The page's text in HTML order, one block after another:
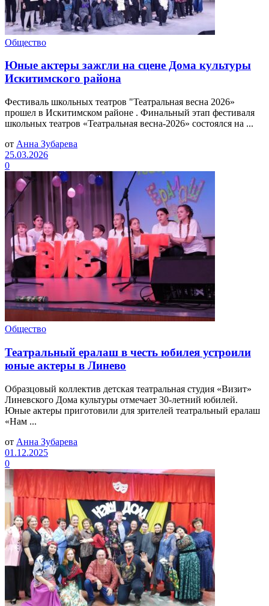
Общество
Юные актеры зажгли на сцене Дома культуры
Искитимского района
Фестиваль школьных театров "Театральная весна 2026»
прошел в Искитимском районе . Финальный этап фестиваля
школьных театров «Театральная весна-2026» состоялся на ...
от Анна Зубарева
25.03.2026
0
Общество
Театральный ералаш в честь юбилея устроили
юные актеры в Линево
Образцовый коллектив детская театральная студия «Визит»
Линевского Дома культуры отмечает 30-летний юбилей.
Юные актеры приготовили для зрителей театральный ералаш
«Нам ...
от Анна Зубарева
01.12.2025
0